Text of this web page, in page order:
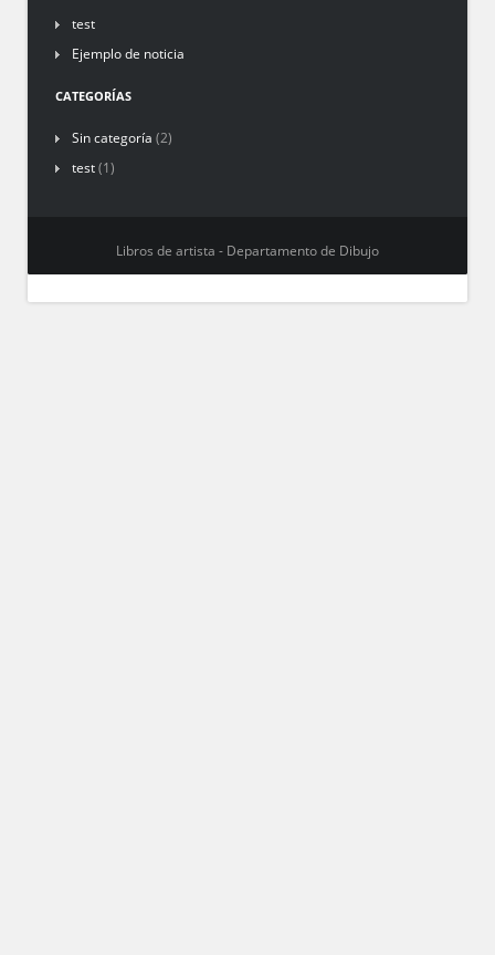
test
Ejemplo de noticia
CATEGORÍAS
Sin categoría (2)
test(1)
Libros de artista - Departamento de Dibujo